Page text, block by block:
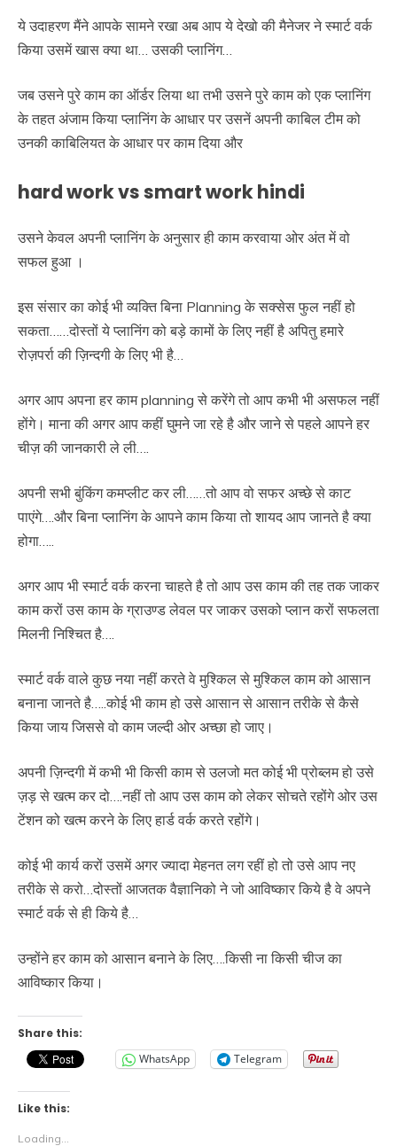
ये उदाहरण मैंने आपके सामने रखा अब आप ये देखो की मैनेजर ने स्मार्ट वर्क
किया उसमें खास क्या था… उसकी प्लानिंग…
जब उसने पुरे काम का ऑर्डर लिया था तभी उसने पुरे काम को एक प्लानिंग
के तहत अंजाम किया प्लानिंग के आधार पर उसनें अपनी काबिल टीम को
उनकी काबिलियत के आधार पर काम दिया और
hard work vs smart work hindi
उसने केवल अपनी प्लानिंग के अनुसार ही काम करवाया ओर अंत में वो
सफल हुआ ।
इस संसार का कोई भी व्यक्ति बिना Planning के सक्सेस फुल नहीं हो
सकता……दोस्तों ये प्लानिंग को बड़े कामों के लिए नहीं है अपितु हमारे
रोज़पर्रा की ज़िन्दगी के लिए भी है…
अगर आप अपना हर काम planning से करेंगे तो आप कभी भी असफल नहीं
होंगे। माना की अगर आप कहीं घुमने जा रहे है और जाने से पहले आपने हर
चीज़ की जानकारी ले ली….
अपनी सभी बुंकिंग कमप्लीट कर ली……तो आप वो सफर अच्छे से काट
पाएंगे….और बिना प्लानिंग के आपने काम किया तो शायद आप जानते है क्या
होगा…..
अगर आप भी स्मार्ट वर्क करना चाहते है तो आप उस काम की तह तक जाकर
काम करों उस काम के ग्राउण्ड लेवल पर जाकर उसको प्लान करों सफलता
मिलनी निश्चित है….
स्मार्ट वर्क वाले कुछ नया नहीं करते वे मुश्किल से मुश्किल काम को आसान
बनाना जानते है…..कोई भी काम हो उसे आसान से आसान तरीके से कैसे
किया जाय जिससे वो काम जल्दी ओर अच्छा हो जाए।
अपनी ज़िन्दगी में कभी भी किसी काम से उलजो मत कोई भी प्रोब्लम हो उसे
ज़ड़ से खत्म कर दो….नहीं तो आप उस काम को लेकर सोचते रहोंगे ओर उस
टेंशन को खत्म करने के लिए हार्ड वर्क करते रहोंगे।
कोई भी कार्य करों उसमें अगर ज्यादा मेहनत लग रहीं हो तो उसे आप नए
तरीके से करो…दोस्तों आजतक वैज्ञानिको ने जो आविष्कार किये है वे अपने
स्मार्ट वर्क से ही किये है…
उन्होंने हर काम को आसान बनाने के लिए….किसी ना किसी चीज का
आविष्कार किया।
Share this:
WhatsApp
Telegram
Like this:
Loading...